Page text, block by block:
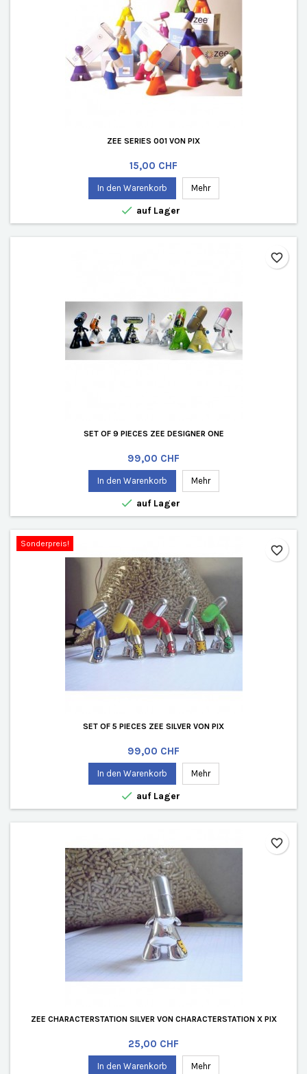
ZEE SERIES 001 VON PIX
Preis
15,00 CHF
In den Warenkorb Mehr
 auf Lager
SET OF 9 PIECES ZEE DESIGNER ONE
Preis
99,00 CHF
In den Warenkorb Mehr
 auf Lager
favorite_border
Sonderpreis!
SET OF 5 PIECES ZEE SILVER VON PIX
Preis
99,00 CHF
In den Warenkorb Mehr
 auf Lager
favorite_border
ZEE CHARACTERSTATION SILVER VON CHARACTERSTATION X PIX
Preis
25,00 CHF
In den Warenkorb Mehr
favorite_border